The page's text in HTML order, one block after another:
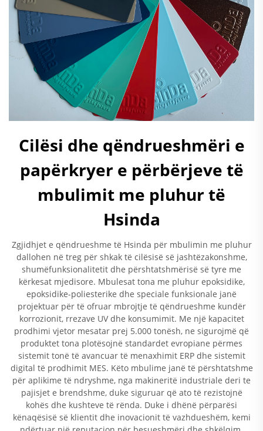
Cilësi dhe qëndrueshmëri e
papërkryer e përbërjeve të
mbulimit me pluhur të
Hsinda
Zgjidhjet e qëndrueshme të Hsinda për mbulimin me pluhur
dallohen në treg për shkak të cilësisë së jashtëzakonshme,
shumëfunksionalitetit dhe përshtatshmërisë së tyre me
kërkesat mjedisore. Mbulesat tona me pluhur epoksidike,
epoksidike-poliesterike dhe speciale funksionale janë
projektuar për të ofruar mbrojtje të qëndrueshme kundër
korrozionit, rrezave UV dhe konsumimit. Me një kapacitet
prodhimi vjetor mesatar prej 5.000 tonësh, ne sigurojmë që
produktet tona plotësojnë standardet evropiane përmes
sistemit tonë të avancuar të menaxhimit ERP dhe sistemit
digital të prodhimit MES. Këto mbulime janë të përshtatshme
për aplikime të ndryshme, nga makineritë industriale deri te
pajisjet e brendshme, duke siguruar që ato të rezistojnë
kohës dhe kushteve të rënda. Duke i dhënë përparësi
kënaqësisë së klientit dhe inovacionit të vazhdueshëm, kemi